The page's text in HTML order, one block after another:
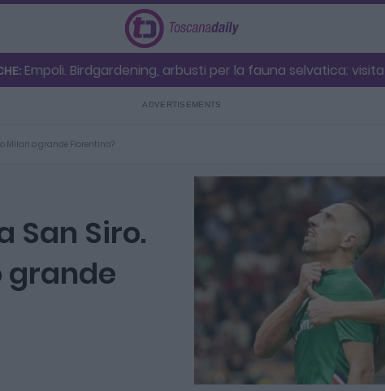
Empoli. Birdgardening, arbusti per la fauna selvatica:
Milan o grande Fiorentina?
San Siro.
grande